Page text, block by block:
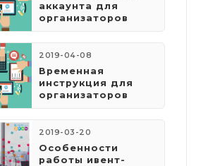
аккаунта для
организаторов
2019-04-08
​Временная
инструкция для
организаторов
2019-03-20
Особенности
работы ивент-